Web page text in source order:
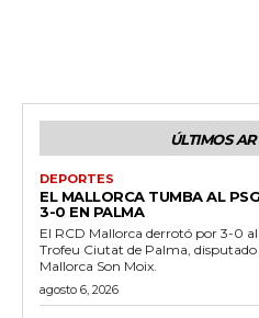
ÚLTIMOS
DEPORTES
EL MALLORCA TUMBA AL
3-0 EN PALMA
El RCD Mallorca derrotó por 3-0
Trofeu Ciutat de Palma, disputado
Mallorca Son Moix.
agosto 6, 2026